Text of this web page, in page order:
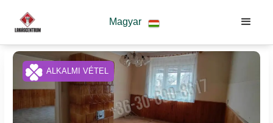
Magyar
ALKALMI VÉTEL